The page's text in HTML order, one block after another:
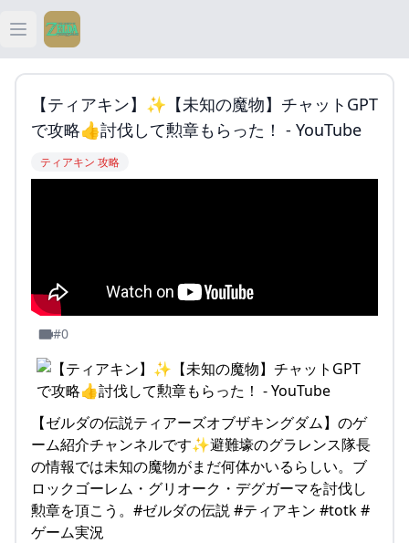
Open main menu
ティアキン
ティアキン 祠
【ティアキン】✨【未知の魔物】チャットGPT
で攻略👍討伐して勲章もらった！ - YouTube
ティアキン 攻略
#0
【ゼルダの伝説ティアーズオブザキングダム】のゲ
ーム紹介チャンネルです✨避難壕のグラレンス隊長
の情報では未知の魔物がまだ何体かいるらしい。ブ
ロックゴーレム・グリオーク・デグガーマを討伐し
勲章を頂こう。#ゼルダの伝説 #ティアキン #totk #
ゲーム実況